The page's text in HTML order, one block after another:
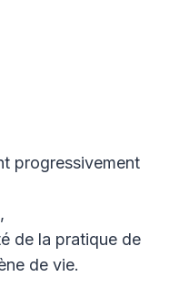
progressivement
de la pratique de
de vie.